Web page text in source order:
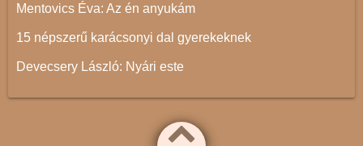
Mentovics Éva: Az én anyukám
15 népszerű karácsonyi dal gyerekeknek
Devecsery László: Nyári este